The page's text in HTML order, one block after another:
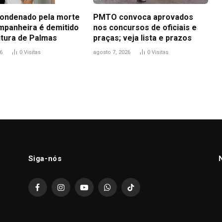
pela morte
é demitido
de Palmas
0 Visitas
PMTO convoca aprovados
nos concursos de oficiais e
praças; veja lista e prazos
agosto 7, 2026 0 Visitas
Siga-nós
FacebookInstagramYouTubeWhatsAppTikTok